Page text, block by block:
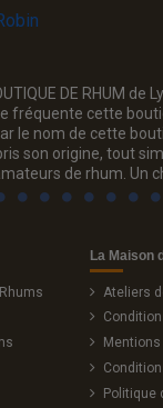
DE RHUM de
fréquente cette
le nom de cette
son origine, tout
de rhum. Un
La Maison
Ateliers
Politique